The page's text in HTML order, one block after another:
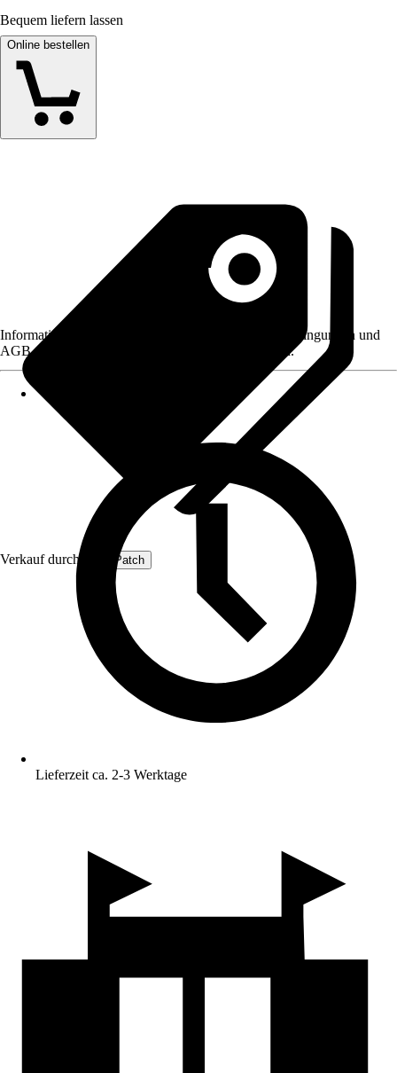
Bequem liefern lassen
Online bestellen
Verkauf durch: ProfiPatch
Informationen des Verkäufers, wie z. B. Rückgabebedingungen und
AGB, finden Sie bei Klick auf den Verkäufernamen.
Lieferzeit ca. 2-3 Werktage